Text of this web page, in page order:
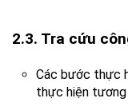
2.3. Tra cứu
Các bước thực
thực hiện